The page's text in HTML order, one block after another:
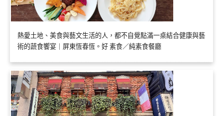
熱愛土地、美食與藝文生活的人，都不自覺點滿一桌結合健康與藝
術的蔬食饗宴｜屏東恆春恆。好 素食／純素食餐廳